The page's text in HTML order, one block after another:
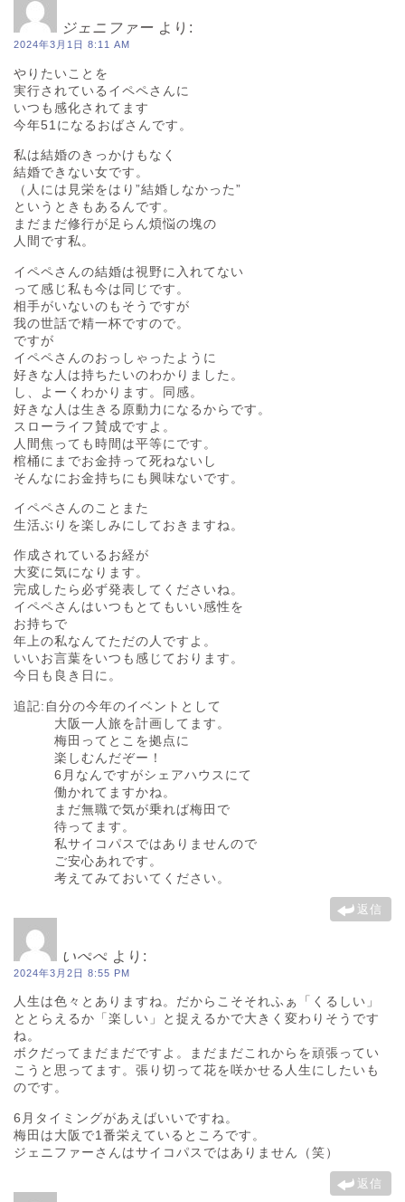
ジェニファー より:
2024年3月1日 8:11 AM
やりたいことを
実行されているイペペさんに
いつも感化されてます
今年51になるおばさんです。
私は結婚のきっかけもなく
結婚できない女です。
（人には見栄をはり”結婚しなかった”
というときもあるんです。
まだまだ修行が足らん煩悩の塊の
人間です私。
イペペさんの結婚は視野に入れてない
って感じ私も今は同じです。
相手がいないのもそうですが
我の世話で精一杯ですので。
ですが
イペペさんのおっしゃったように
好きな人は持ちたいのわかりました。
し、よーくわかります。同感。
好きな人は生きる原動力になるからです。
スローライフ賛成ですよ。
人間焦っても時間は平等にです。
棺桶にまでお金持って死ねないし
そんなにお金持ちにも興味ないです。
イペペさんのことまた
生活ぶりを楽しみにしておきますね。
作成されているお経が
大変に気になります。
完成したら必ず発表してくださいね。
イペペさんはいつもとてもいい感性を
お持ちで
年上の私なんてただの人ですよ。
いいお言葉をいつも感じております。
今日も良き日に。
追記:自分の今年のイベントとして
大阪一人旅を計画してます。
梅田ってとこを拠点に
楽しむんだぞー！
6月なんですがシェアハウスにて
働かれてますかね。
まだ無職で気が乗れば梅田で
待ってます。
私サイコパスではありませんので
ご安心あれです。
考えてみておいてください。
返信
いぺぺ より:
2024年3月2日 8:55 PM
人生は色々とありますね。だからこそそれふぁ「くるしい」
ととらえるか「楽しい」と捉えるかで大きく変わりそうです
ね。
ボクだってまだまだですよ。まだまだこれからを頑張ってい
こうと思ってます。張り切って花を咲かせる人生にしたいも
のです。
6月タイミングがあえばいいですね。
梅田は大阪で1番栄えているところです。
ジェニファーさんはサイコパスではありません（笑）
返信